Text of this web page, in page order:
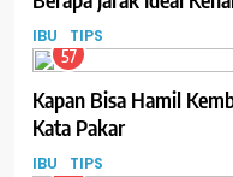
IBU TIPS
57
Kapan Bisa Hamil
Kata Pakar
IBU TIPS